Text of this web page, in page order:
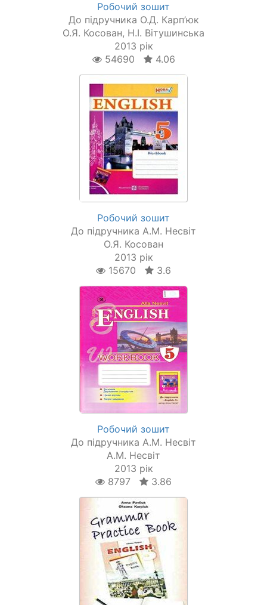
Робочий зошит
До підручника О.Д. Карп’юк
О.Я. Косован, Н.І. Вітушинська
2013 рік
54690
4.06
Робочий зошит
До підручника А.М. Несвіт
О.Я. Косован
2013 рік
15670
3.6
Робочий зошит
До підручника А.М. Несвіт
А.М. Несвіт
2013 рік
8797
3.86